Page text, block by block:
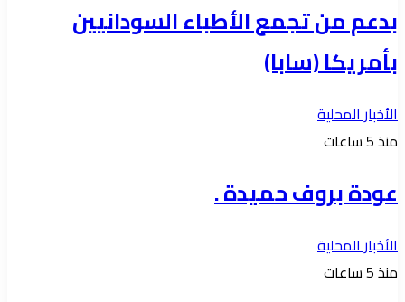
بدعم من تجمع الأطباء السودانيين
بأمريكا (سابا)
الأخبار المحلية
منذ 5 ساعات
عودة بروف حميدة .
الأخبار المحلية
منذ 5 ساعات